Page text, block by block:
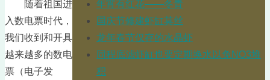
随着祖国进
入数电票时代，
我们收到和开具
越来越多的数电
票（电子发
年宵有红花——冬青
国庆节修建虾缸莫丝
龙年春节仅存的水晶虾
同程底滤虾缸也要定期换水以免NO3堆
积